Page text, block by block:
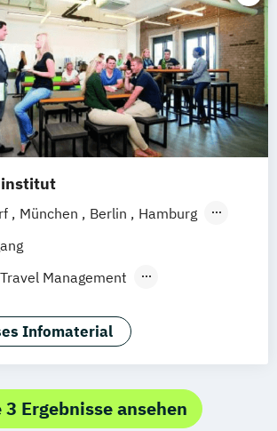
Hotelökonom
Management
Management
Management
(FH)
München Berlin
Hamburg
Management
Tourismusfachwirt:in (IHK)
Tourismus
Gesundheitstourismus
Infomaterial
Ergebnisse ansehen